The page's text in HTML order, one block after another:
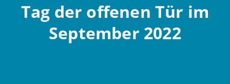
Tag der offenen Tür im
September 2022